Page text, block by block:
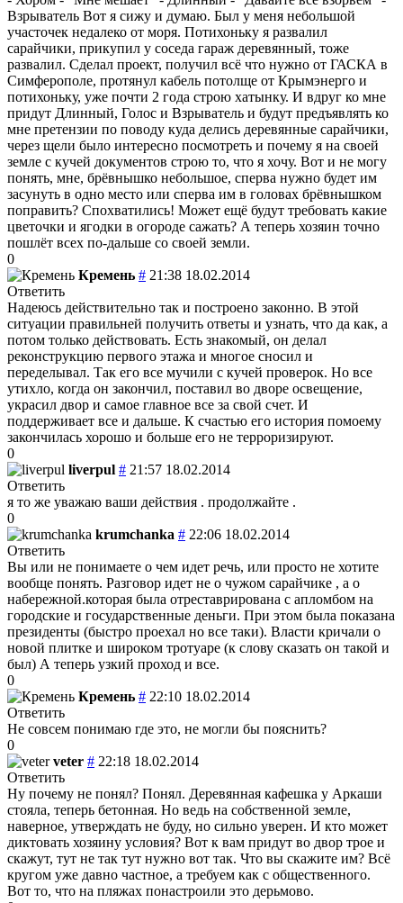
Взрыватель Вот я сижу и думаю. Был у меня небольшой
участочек недалеко от моря. Потихоньку я развалил
сарайчики, прикупил у соседа гараж деревянный, тоже
развалил. Сделал проект, получил всё что нужно от ГАСКА в
Симферополе, протянул кабель потолще от Крымэнерго и
потихоньку, уже почти 2 года строю хатынку. И вдруг ко мне
придут Длинный, Голос и Взрыватель и будут предъявлять ко
мне претензии по поводу куда делись деревянные сарайчики,
через щели было интересно посмотреть и почему я на своей
земле с кучей документов строю то, что я хочу. Вот и не могу
понять, мне, брёвнышко небольшое, сперва нужно будет им
засунуть в одно место или сперва им в головах брёвнышком
поправить? Спохватились! Может ещё будут требовать какие
цветочки и ягодки в огороде сажать? А теперь хозяин точно
пошлёт всех по-дальше со своей земли.
0
Кремень # 21:38 18.02.2014
Ответить
Надеюсь действительно так и построено законно. В этой
ситуации правильней получить ответы и узнать, что да как, а
потом только действовать. Есть знакомый, он делал
реконструкцию первого этажа и многое сносил и
переделывал. Так его все мучили с кучей проверок. Но все
утихло, когда он закончил, поставил во дворе освещение,
украсил двор и самое главное все за свой счет. И
поддерживает все и дальше. К счастью его история помоему
закончилась хорошо и больше его не терроризируют.
0
liverpul # 21:57 18.02.2014
Ответить
я то же уважаю ваши действия . продолжайте .
0
krumchanka # 22:06 18.02.2014
Ответить
Вы или не понимаете о чем идет речь, или просто не хотите
вообще понять. Разговор идет не о чужом сарайчике , а о
набережной.которая была отреставрирована с апломбом на
городские и государственные деньги. При этом была показана
президенты (быстро проехал но все таки). Власти кричали о
новой плитке и широком тротуаре (к слову сказать он такой и
был) А теперь узкий проход и все.
0
Кремень # 22:10 18.02.2014
Ответить
Не совсем понимаю где это, не могли бы пояснить?
0
veter # 22:18 18.02.2014
Ответить
Ну почему не понял? Понял. Деревянная кафешка у Аркаши
стояла, теперь бетонная. Но ведь на собственной земле,
наверное, утверждать не буду, но сильно уверен. И кто может
диктовать хозяину условия? Вот к вам придут во двор трое и
скажут, тут не так тут нужно вот так. Что вы скажите им? Всё
кругом уже давно частное, а требуем как с общественного.
Вот то, что на пляжах понастроили это дерьмово.